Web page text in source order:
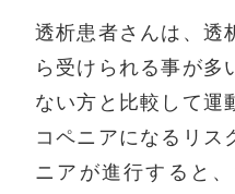
透析患者さんは、透
ら受けられる事が多
ない方と比較して運
コペニアになるリス
ニアが進行すると